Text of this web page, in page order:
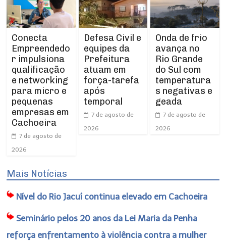
Conecta
Empreendedo
r impulsiona
qualificação
e networking
para micro e
pequenas
empresas em
Cachoeira
7 de agosto de
2026
Defesa Civil e
equipes da
Prefeitura
atuam em
força-tarefa
após
temporal
7 de agosto de
2026
Onda de frio
avança no
Rio Grande
do Sul com
temperatura
s negativas e
geada
7 de agosto de
2026
Mais Notícias
Nível do Rio Jacuí continua elevado em Cachoeira
Seminário pelos 20 anos da Lei Maria da Penha
reforça enfrentamento à violência contra a mulher